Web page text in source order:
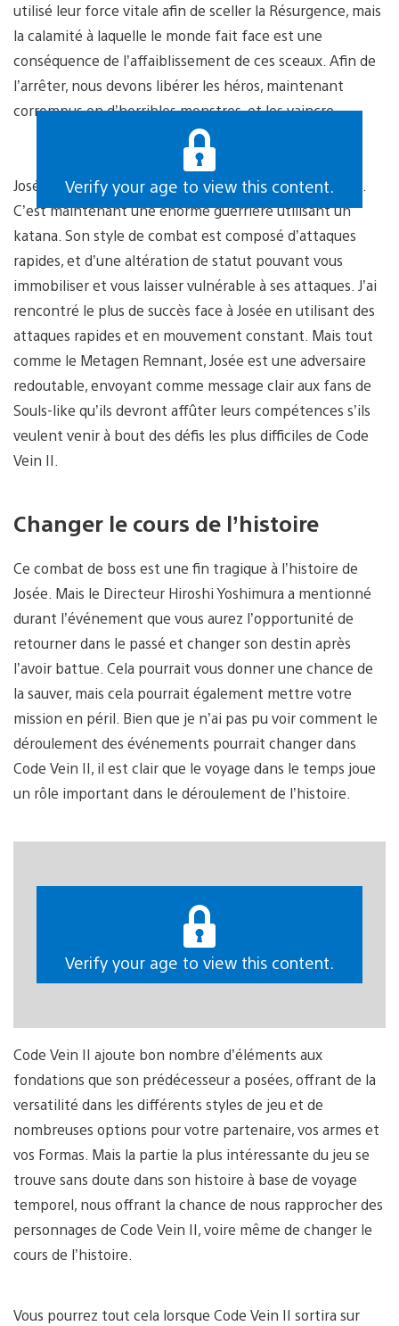
utilisé leur force vitale afin de sceller la Résurgence, mais
la calamité à laquelle le monde fait face est une
conséquence de l’affaiblissement de ces sceaux. Afin de
l’arrêter, nous devons libérer les héros, maintenant
corrompus en d’horribles monstres, et les vaincre.
Verify your age to view this content.
Josée n’est plus exactement comme nous l’avions vue.
C’est maintenant une énorme guerrière utilisant un
katana. Son style de combat est composé d’attaques
rapides, et d’une altération de statut pouvant vous
immobiliser et vous laisser vulnérable à ses attaques. J’ai
rencontré le plus de succès face à Josée en utilisant des
attaques rapides et en mouvement constant. Mais tout
comme le Metagen Remnant, Josée est une adversaire
redoutable, envoyant comme message clair aux fans de
Souls-like qu’ils devront affûter leurs compétences s’ils
veulent venir à bout des défis les plus difficiles de Code
Vein II.
Changer le cours de l’histoire
Ce combat de boss est une fin tragique à l’histoire de
Josée. Mais le Directeur Hiroshi Yoshimura a mentionné
durant l’événement que vous aurez l’opportunité de
retourner dans le passé et changer son destin après
l’avoir battue. Cela pourrait vous donner une chance de
la sauver, mais cela pourrait également mettre votre
mission en péril. Bien que je n’ai pas pu voir comment le
déroulement des événements pourrait changer dans
Code Vein II, il est clair que le voyage dans le temps joue
un rôle important dans le déroulement de l’histoire.
Verify your age to view this content.
Code Vein II ajoute bon nombre d’éléments aux
fondations que son prédécesseur a posées, offrant de la
versatilité dans les différents styles de jeu et de
nombreuses options pour votre partenaire, vos armes et
vos Formas. Mais la partie la plus intéressante du jeu se
trouve sans doute dans son histoire à base de voyage
temporel, nous offrant la chance de nous rapprocher des
personnages de Code Vein II, voire même de changer le
cours de l’histoire.
Vous pourrez tout cela lorsque Code Vein II sortira sur